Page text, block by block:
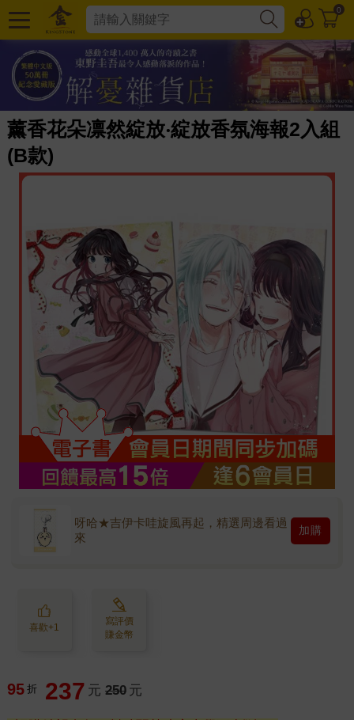
0
薰香花朵凛然綻放‧綻放香氛海報2入組
(B款)
呀哈★吉伊卡哇旋風再起，精選周邊看過
來
加購
喜歡+1
寫評價
賺金幣
95 折 237 元 250 元